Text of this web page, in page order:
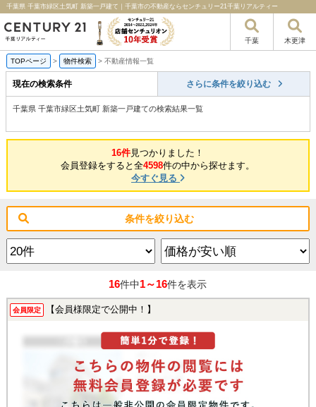
千葉県 千葉市緑区土気町 新築一戸建て｜千葉市の不動産ならセンチュリー21千葉リアルティー
千葉 木更津
TOPページ > 物件検索 > 不動産情報一覧
現在の検索条件 さらに条件を絞り込む
千葉県 千葉市緑区土気町 新築一戸建ての検索結果一覧
16件見つかりました！
会員登録をすると全4598件の中から探せます。
今すぐ見る
条件を絞り込む
16件中1～16件を表示
会員限定 【会員様限定で公開中！】